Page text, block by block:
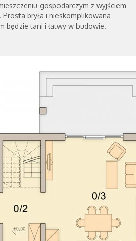
gospodarczym z wyjściem
bryła i nieskomplikowana
będzie tani i łatwy w budowie.